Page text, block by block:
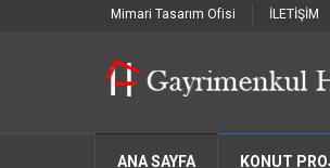
Mimari Tasarım Ofisi İLETİŞİM
ANA SAYFA KONUT